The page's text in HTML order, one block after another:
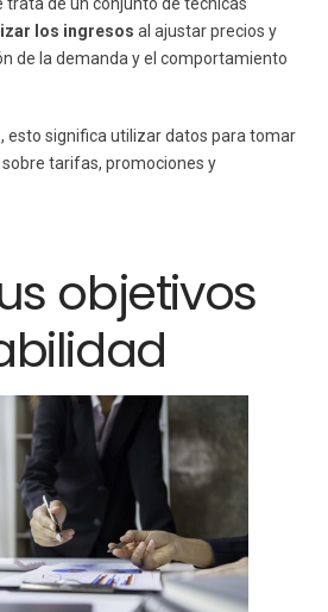
trata de un conjunto de técnicas
los ingresos al ajustar precios y
de la demanda y el comportamiento
esto significa utilizar datos para tomar
tarifas, promociones y
objetivos